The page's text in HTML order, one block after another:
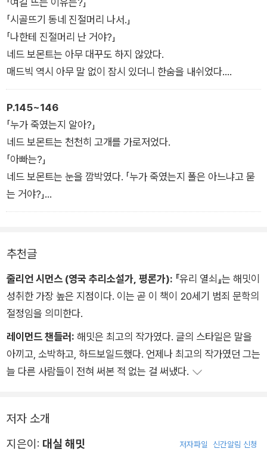
기 힘들었다. 그가 말했다. 「네가 그럴 생각이라면 그렇게 되겠
지.」
백발의 섀드는 고개를 끄덕이며 여전히 구슬픈 목소리로 말했다.
「그럴 수밖에요. 나도 이제 덩치가 너무 커져서 당신이 함부로 걷
어차 버리지는 못할 겁니다.」
매드빅은 의자에 몸을 기대어 다리를 꼬고 여전히 무심한 어투로
말했다. 「덩치가 커져서 쉽게 당하지는 않겠지만, 결국 당하게 될
거야.」 그는 입을 꼭 다물었다가 생각을 곱씹듯 덧붙였다. 「그렇
고말고.」
「시골뜨기 동네 진절머리 나서.」
「나한테 진절머리 난 거야?」
네드 보몬트는 아무 대꾸도 하지 않았다.
매드빅 역시 아무 말 없이 잠시 있더니 한숨을 내쉬었다.
「정말 절묘한 타이밍에 날 버리는구나.」
바텐더가 연한 색 맥주 두 잔과 프레첼 한 접시를 들고 왔다. 바텐
더가 문을 닫고 나가자마자 매드빅이 소리쳤다. 「네드, 너 정말 함
께하기 힘든 놈이야!」
네드 보몬트는 어깨를 으쓱했다. 「나도 아니라고 한 적 없어.」
P.145~146
「누가 죽였는지 알아?」
네드 보몬트는 천천히 고개를 가로저었다.
「아빠는?」
네드 보몬트는 눈을 깜박였다. 「누가 죽였는지 폴은 아느냐고 묻
는 거야?」
그녀는 한쪽 발을 힘껏 구르며 소리쳤다. 「아빠가 죽였느냐고 묻
네드 보몬트는 그녀의 입을 막고는 닫힌 병실 문을 노려보며 나지
막이 중얼거렸다. 「입 다물어.」
그녀는 한 걸음 물러서며 그의 손을 밀어냈고, 고집을 꺾지 않으
며 재차 물었다. 「아빠가 그랬느냐니까!」
그는 화난 목소리로 나지막이 말했다. 「멍청하게 굴고 싶다면 적
어도 확성기는 들고 다니지 말아야지. 혼자 생각하는 거라면 어떤
멍청한 생각이라도 아무도 신경 쓰지 않겠지만, 이렇게 떠들어 대
면 안 되지.」
추천글
줄리언 시먼스 (영국 추리소설가, 평론가): 『유리 열쇠』는 해밋이
성취한 가장 높은 지점이다. 이는 곧 이 책이 20세기 범죄 문학의
절정임을 의미한다.
레이먼드 챈들러: 해밋은 최고의 작가였다. 글의 스타일은 말을
아끼고, 소박하고, 하드보일드했다. 언제나 최고의 작가였던 그는
늘 다른 사람들이 전혀 써본 적 없는 걸 써냈다.
저자 소개
지은이: 대실 해밋 저자파일 신간알림 신청